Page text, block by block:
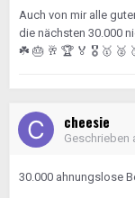
Auch von mir alle
die nächsten 30.000
☘️ 🎂 🥂 🏆 🏅 🎖️ 🥇 🥈
cheesie
Geschrieben
30.000 ahnungslose